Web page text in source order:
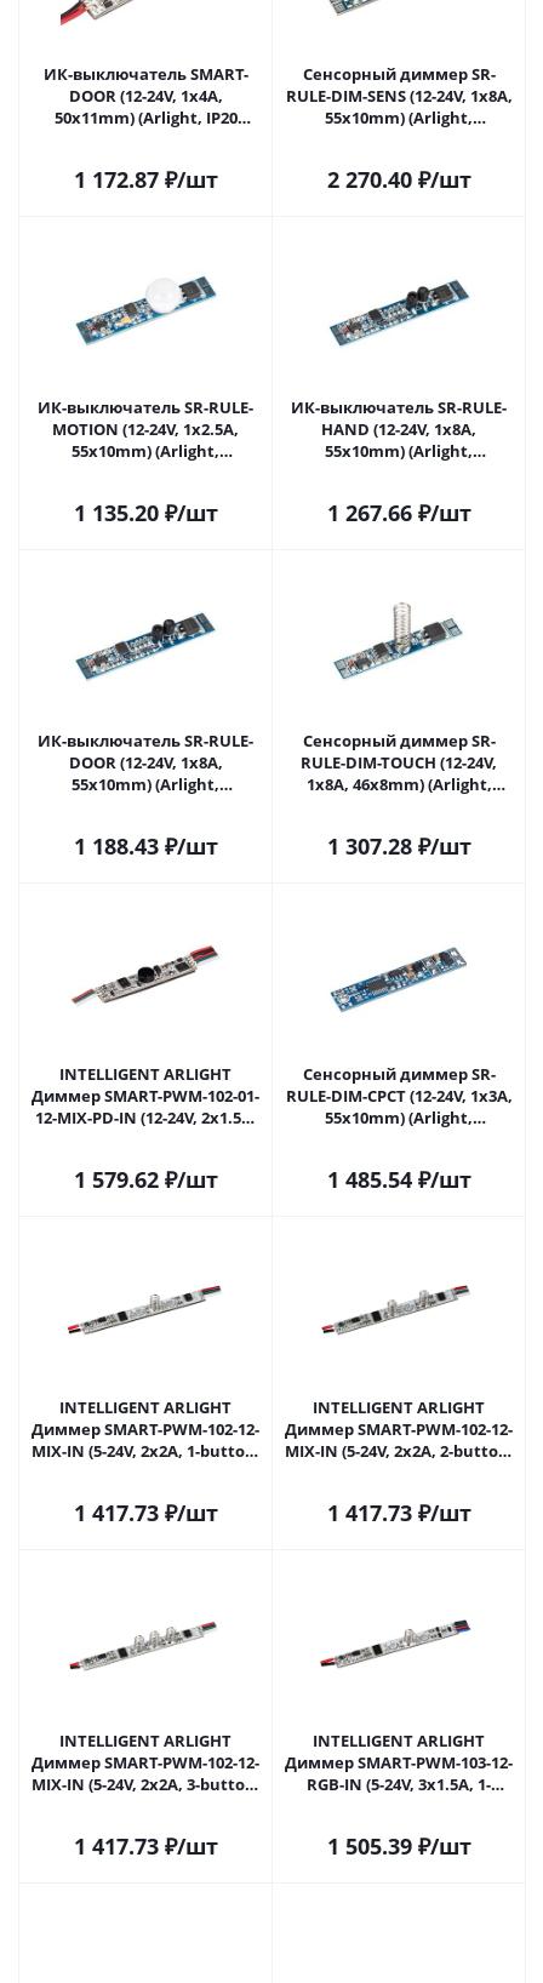
ИК-выключатель SMART-
DOOR (12-24V, 1х4А,
50x11mm) (Arlight, IP20
1 172.87₽/шт
Сенсорный диммер SR-
RULE-DIM-SENS (12-24V, 1x8A,
55x10mm) (Arlight,
2 270.40₽/шт
ИК-выключатель SR-RULE-
MOTION (12-24V, 1x2.5A,
55x10mm) (Arlight,
1 135.20₽/шт
ИК-выключатель SR-RULE-
HAND (12-24V, 1x8A,
55x10mm) (Arlight,
1 267.66₽/шт
ИК-выключатель SR-RULE-
DOOR (12-24V, 1x8A,
55x10mm) (Arlight,
1 188.43₽/шт
Сенсорный диммер SR-
RULE-DIM-TOUCH (12-24V,
1x8A, 46x8mm) (Arlight,
1 307.28₽/шт
INTELLIGENT ARLIGHT
Диммер SMART-PWM-102-01-
12-MIX-PD-IN (12-24V, 2x1.5A)
1 579.62₽/шт
Сенсорный диммер SR-
RULE-DIM-CPCT (12-24V, 1x3A,
55x10mm) (Arlight,
1 485.54₽/шт
INTELLIGENT ARLIGHT
Диммер SMART-PWM-102-12-
MIX-IN (5-24V, 2x2A, 1-button,
1 417.73₽/шт
INTELLIGENT ARLIGHT
Диммер SMART-PWM-102-12-
MIX-IN (5-24V, 2x2A, 2-button,
1 417.73₽/шт
INTELLIGENT ARLIGHT
Диммер SMART-PWM-102-12-
MIX-IN (5-24V, 2x2A, 3-button,
1 417.73₽/шт
INTELLIGENT ARLIGHT
Диммер SMART-PWM-103-12-
RGB-IN (5-24V, 3x1.5A, 1-
Самаре
1 505.39₽/шт